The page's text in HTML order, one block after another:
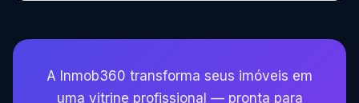
A Inmob360 transforma seus imóveis em
uma vitrine profissional — pronta para